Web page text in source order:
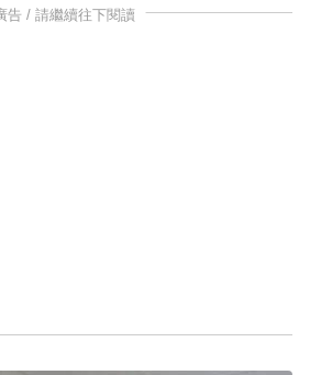
告 / 請繼續往下閱讀